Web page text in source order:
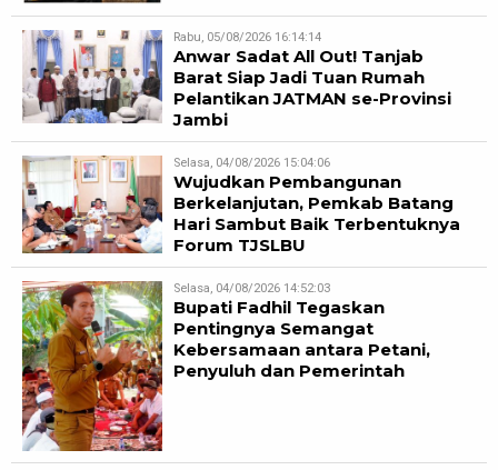
Rabu, 05/08/2026 16:14:14
Anwar Sadat All Out! Tanjab
Barat Siap Jadi Tuan Rumah
Pelantikan JATMAN se-Provinsi
Jambi
Selasa, 04/08/2026 15:04:06
Wujudkan Pembangunan
Berkelanjutan, Pemkab Batang
Hari Sambut Baik Terbentuknya
Forum TJSLBU
Selasa, 04/08/2026 14:52:03
Bupati Fadhil Tegaskan
Pentingnya Semangat
Kebersamaan antara Petani,
Penyuluh dan Pemerintah